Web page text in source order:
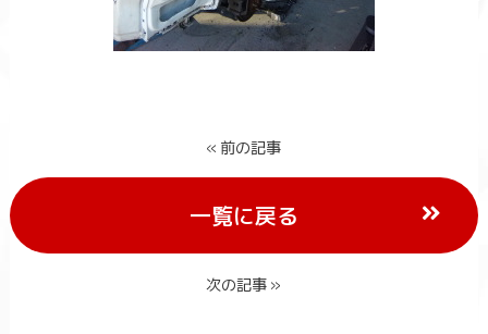
« 前の記事
一覧に戻る
次の記事 »